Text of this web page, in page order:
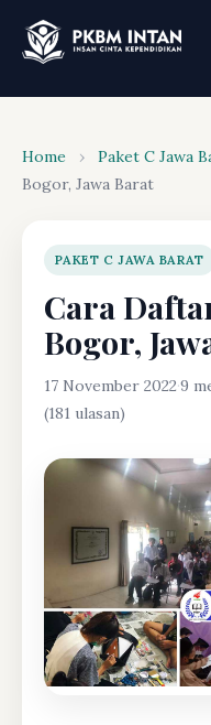
Home › Paket C Jawa
Bogor, Jawa Barat
PAKET C JAWA BARAT
Cara
Bogor,
17 November 2022·9
(181 ulasan)